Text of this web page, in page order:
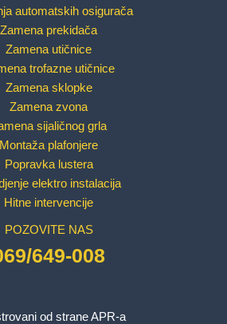
automatskih osigurača
Zamena prekidača
Zamena utičnice
trofazne utičnice
Zamena sklopke
Zamena zvona
sijaličnog grla
Montaža plafonjere
Popravka lustera
elektro instalacija
Hitne intervencije
POZOVITE NAS
649-008
od strane APR-a